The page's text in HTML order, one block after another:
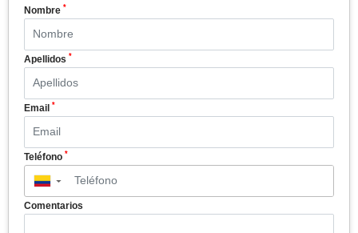
Nombre *
Apellidos *
Email *
Teléfono *
▼
Comentarios